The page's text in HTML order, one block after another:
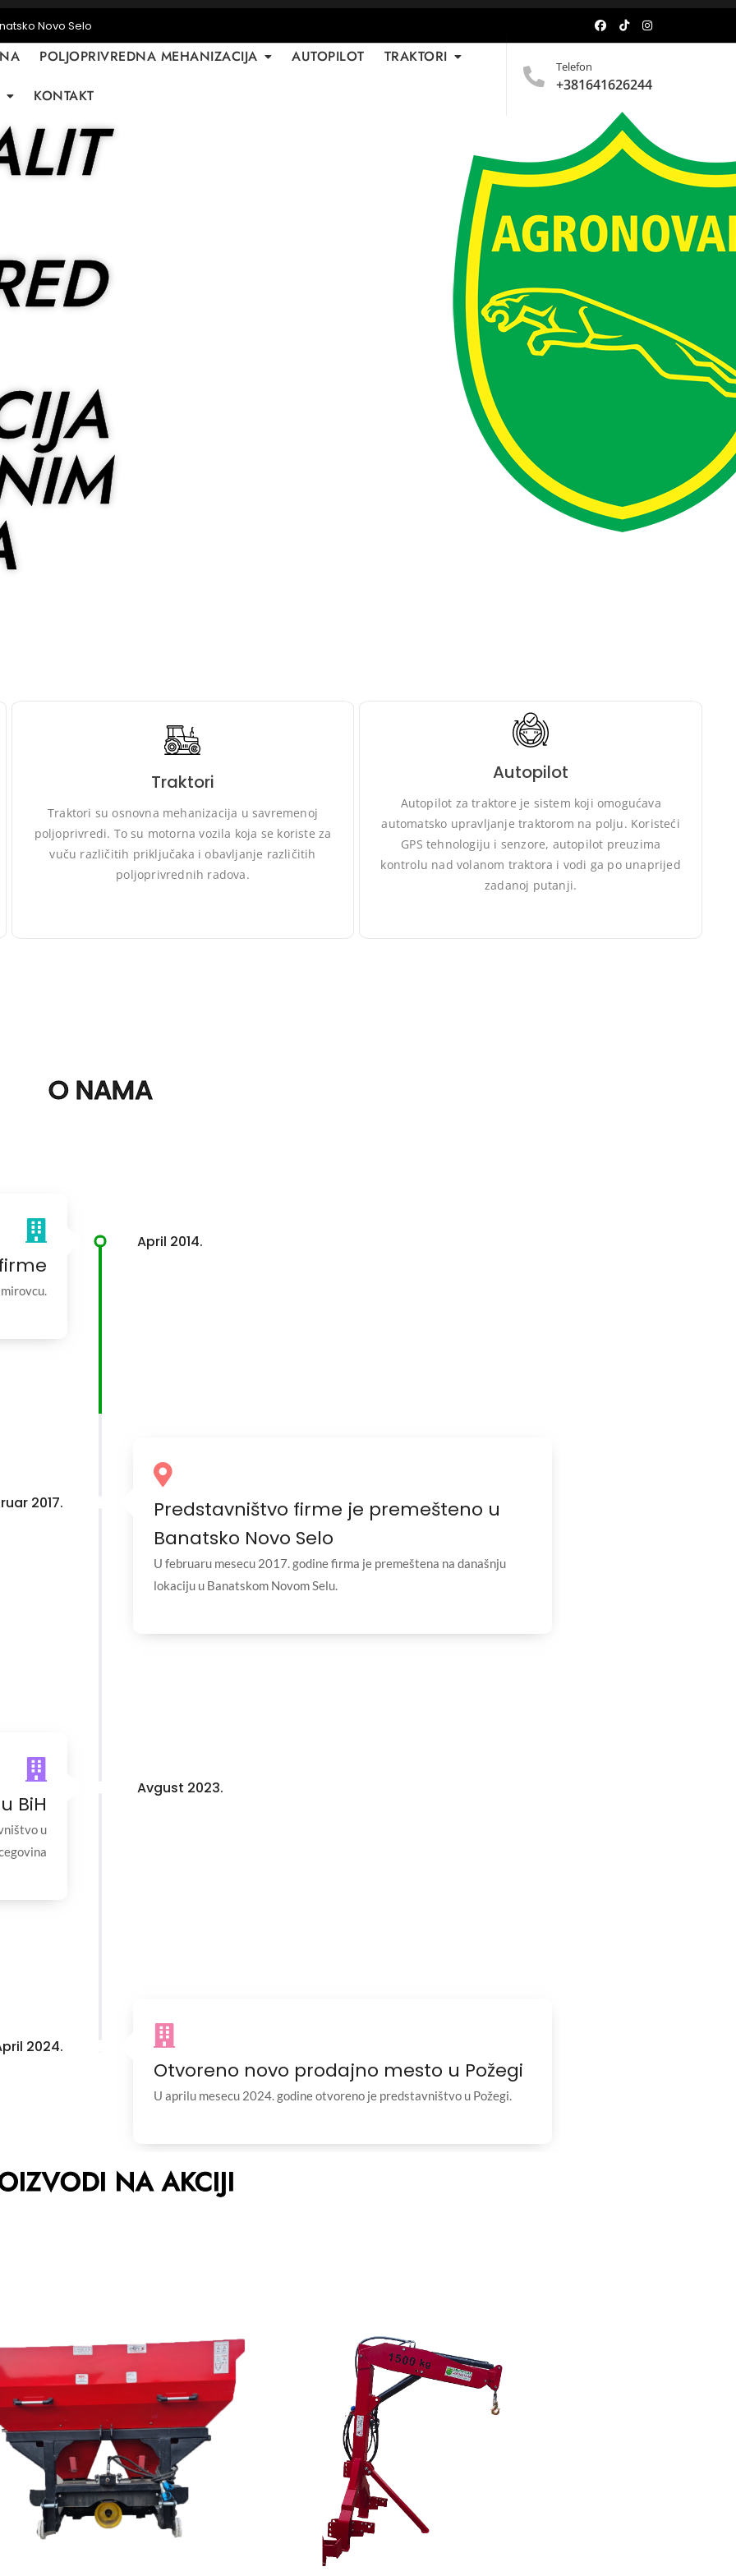
Novo Selo
POLJOPRIVREDNA MEHANIZACIJA AUTOPILOT TRAKTORI
KONTAKT
Telefon
+381641626244
Traktori
Traktori su osnovna mehanizacija u savremenoj
poljoprivredi. To su motorna vozila koja se koriste za
vuču različitih priključaka i obavljanje različitih
poljoprivrednih radova.
Izbor između Belarus i Mahindra traktora ovisi o
poljoprivrednika. Treba uzeti u obzir faktor kao što su
snaga, veličina, namjena, budžet, dostupnost servisa i
rezervnih dijelova.
Autopilot
Autopilot za traktore je sistem koji omogućava
automatsko upravljanje traktorom na polju. Koristeći
GPS tehnologiju i senzore, autopilot preuzima
kontrolu nad volanom traktora i vodi ga po unaprijed
zadanoj putanji.
Sistem Sveaverken F100 je robustan i jednostavan za
poboljšati efikasnost i produktivnost poljoprivrednih
operacija. Njegova visoka preciznost, napredne
funkcije i jednostavnost upotrebe čine ga vrednim
alatom za savremene poljoprivrednike.
O NAMA
April 2014.
2017.
Predstavništvo firme je premešteno u
Banatsko Novo Selo
U februaru mesecu 2017. godine firma je premeštena na današnju
lokaciju u Banatskom Novom Selu.
Avgust 2023.
BiH
u
2024.
Otvoreno novo prodajno mesto u Požegi
U aprilu mesecu 2024. godine otvoreno je predstavništvo u Požegi.
NA AKCIJI